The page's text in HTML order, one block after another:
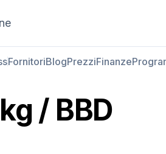
FornitoriBlogPrezziFinanze
/ BBD